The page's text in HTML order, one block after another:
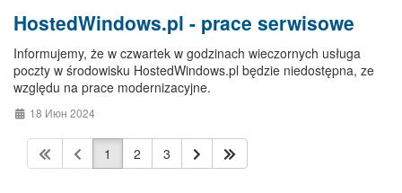
HostedWindows.pl - prace serwisowe
Informujemy, że w czwartek w godzinach wieczornych usługa
poczty w środowisku HostedWindows.pl będzie niedostępna, ze
względu na prace modernizacyjne.
18 Июн 2024
1 2 3